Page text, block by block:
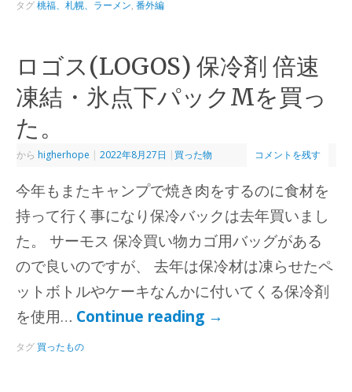
タグ桃福、札幌、ラーメン,番外編
ロゴス(LOGOS) 保冷剤 倍速
凍結・氷点下パックMを買っ
た。
から higherhope | 2022年8月27日 | 買った物 コメントを残す
今年もまたキャンプで焼き肉をするのに食材を
持って行く事になり保冷バックは去年買いまし
た。 サーモス 保冷買い物カゴ用バッグがある
ので良いのですが、 去年は保冷材は凍らせたペ
ットボトルやケーキなんかに付いてくる保冷剤
を使用… Continue reading →
タグ 買ったもの